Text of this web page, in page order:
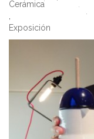
Cerámica
,
Exposición